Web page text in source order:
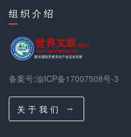
组 织 介 绍
备案号:渝ICP备17007508号-3
关 于 我 们